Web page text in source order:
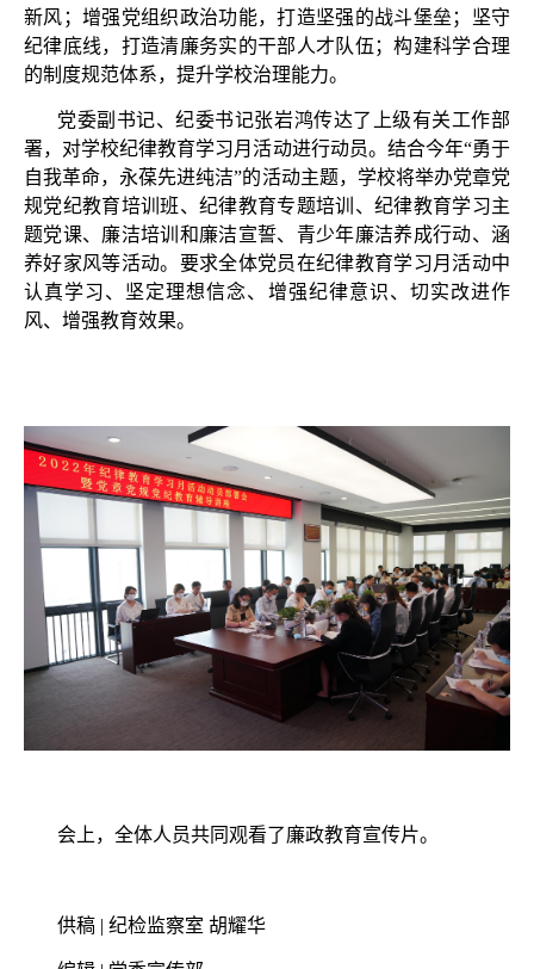
新风；增强党组织政治功能，打造坚强的战斗堡垒；坚守
纪律底线，打造清廉务实的干部人才队伍；构建科学合理
的制度规范体系，提升学校治理能力。
党委副书记、纪委书记张岩鸿传达了上级有关工作部
署，对学校纪律教育学习月活动进行动员。结合今年“勇于
自我革命，永葆先进纯洁”的活动主题，学校将举办党章党
规党纪教育培训班、纪律教育专题培训、纪律教育学习主
题党课、廉洁培训和廉洁宣誓、青少年廉洁养成行动、涵
养好家风等活动。要求全体党员在纪律教育学习月活动中
认真学习、坚定理想信念、增强纪律意识、切实改进作
风、增强教育效果。
会上，全体人员共同观看了廉政教育宣传片。
供稿 | 纪检监察室 胡耀华